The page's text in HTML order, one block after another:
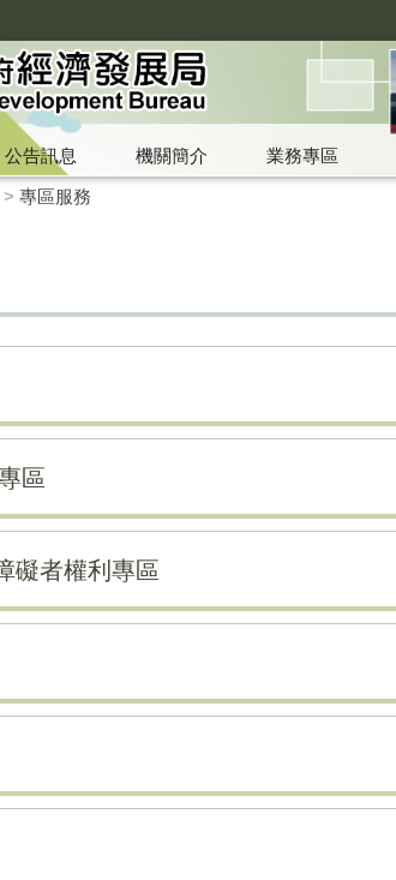
公告訊息 機關簡介 業務專區
專區服務
區
礙者權利專區